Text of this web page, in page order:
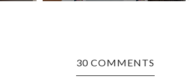
30 COMMENTS